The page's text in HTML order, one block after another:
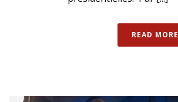
READ MORE